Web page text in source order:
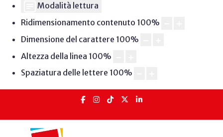
Modalità lettura
Ridimensionamento contenuto 100%
Dimensione del carattere 100%
Altezza della linea 100%
Spaziatura delle lettere 100%